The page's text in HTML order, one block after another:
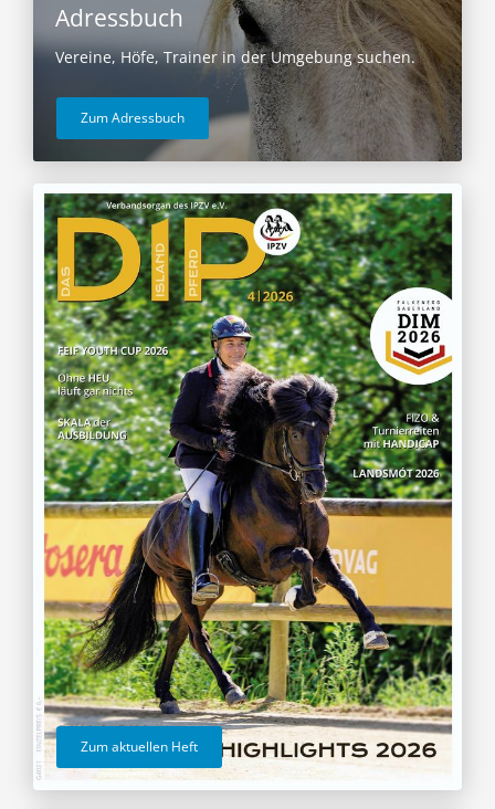
Adressbuch
Vereine, Höfe, Trainer in der Umgebung suchen.
Zum Adressbuch
Zum aktuellen Heft